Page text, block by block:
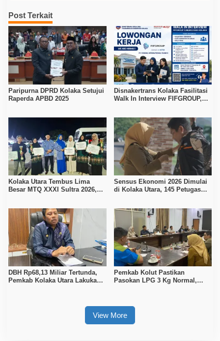
Post Terkait
Paripurna DPRD Kolaka Setujui
Raperda APBD 2025
Disnakertrans Kolaka Fasilitasi
Walk In Interview FIFGROUP,
Kolaka Utara Tembus Lima
Besar MTQ XXXI Sultra 2026,
Sensus Ekonomi 2026 Dimulai
di Kolaka Utara, 145 Petugas
DBH Rp68,13 Miliar Tertunda,
Pemkab Kolaka Utara Lakukan
Pemkab Kolut Pastikan
Pasokan LPG 3 Kg Normal,
View More